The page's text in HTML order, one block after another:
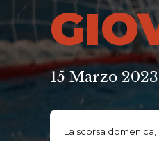
15 Marzo 2023
La scorsa